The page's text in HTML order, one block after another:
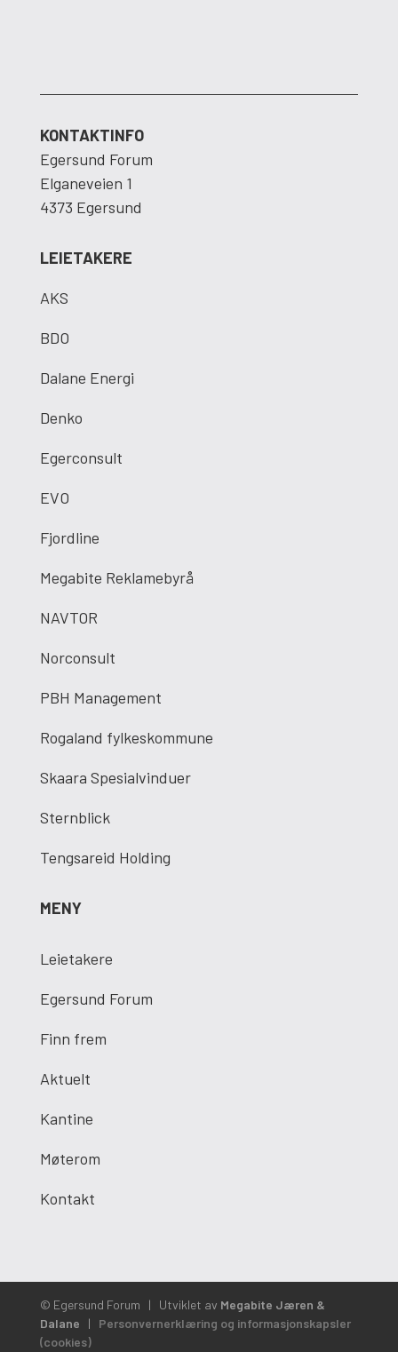
KONTAKTINFO
Egersund Forum
Elganeveien 1
4373 Egersund
LEIETAKERE
AKS
BDO
Dalane Energi
Denko
Egerconsult
EVO
Fjordline
Megabite Reklamebyrå
NAVTOR
Norconsult
PBH Management
Rogaland fylkeskommune
Skaara Spesialvinduer
Sternblick
Tengsareid Holding
MENY
Leietakere
Egersund Forum
Finn frem
Aktuelt
Kantine
Møterom
Kontakt
© Egersund Forum | Utviklet av Megabite Jæren &
Dalane | Personvernerklæring og informasjonskapsler
(cookies)